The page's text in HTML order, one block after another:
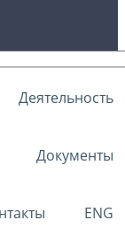
Деятельность
Документы
ENG